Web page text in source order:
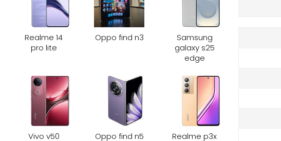
Samsung
galaxy s25
edge
Oppo find n3
Realme 14
pro lite
Realme p3x
Oppo find n5
Vivo v50